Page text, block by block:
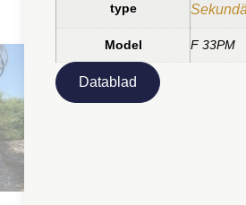
type
Model F 33PM
Datablad